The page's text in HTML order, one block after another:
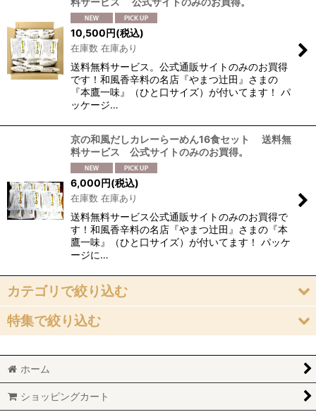
10,500円(税込)
在庫数 在庫あり
送料無料サービス。公式通販サイトのみのお買得
です！和風香辛料の名店『やまつ辻田』さまの
『本鷹一味』（ひと口サイズ）が付いてます！ パ
ッケージ…
京の和風だしカレーらーめん16食セット 送料無
料サービス 公式サイトのみのお買得。
6,000円(税込)
在庫数 在庫あり
送料無料サービス公式通販サイトのみのお買得で
す！和風香辛料の名店『やまつ辻田』さまの『本
鷹一味』（ひと口サイズ）が付いてます！ パッケ
ージに…
カテゴリで絞り込む
京のカレーうどん（即席麺）
京のおうどん（即席麺）
即席麺セット
特集で絞り込む
味味香 オリジナルスパイス
ホーム
ショッピングカート